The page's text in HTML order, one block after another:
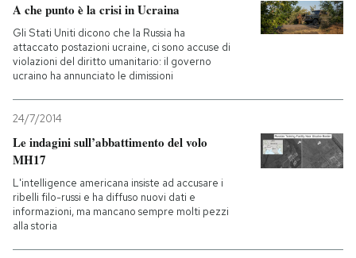
A che punto è la crisi in Ucraina
Gli Stati Uniti dicono che la Russia ha
attaccato postazioni ucraine, ci sono accuse di
violazioni del diritto umanitario: il governo
ucraino ha annunciato le dimissioni
24/7/2014
Le indagini sull’abbattimento del volo
MH17
L'intelligence americana insiste ad accusare i
ribelli filo-russi e ha diffuso nuovi dati e
informazioni, ma mancano sempre molti pezzi
alla storia